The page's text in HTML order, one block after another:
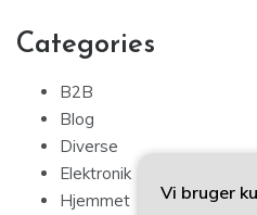
Categories
B2B
Blog
Diverse
Elektronik
Hjemmet
Vi bruger